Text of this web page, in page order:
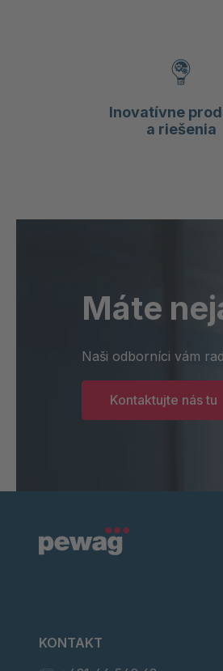
Inovatívne
a riešenia
Máte
Naši odborníci vám
Kontaktujte nás tu
KONTAKT